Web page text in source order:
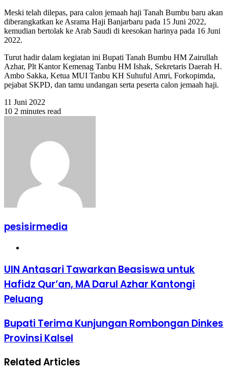
Meski telah dilepas, para calon jemaah haji Tanah Bumbu baru akan
diberangkatkan ke Asrama Haji Banjarbaru pada 15 Juni 2022,
kemudian bertolak ke Arab Saudi di keesokan harinya pada 16 Juni
2022.
Turut hadir dalam kegiatan ini Bupati Tanah Bumbu HM Zairullah
Azhar, Plt Kantor Kemenag Tanbu HM Ishak, Sekretaris Daerah H.
Ambo Sakka, Ketua MUI Tanbu KH Suhuful Amri, Forkopimda,
pejabat SKPD, dan tamu undangan serta peserta calon jemaah haji.
11 Juni 2022
10 2 minutes read
pesisirmedia
UIN Antasari Tawarkan Beasiswa untuk
Hafidz Qur’an, MA Darul Azhar Kantongi
Peluang
Bupati Terima Kunjungan Rombongan Dinkes
Provinsi Kalsel
Related Articles